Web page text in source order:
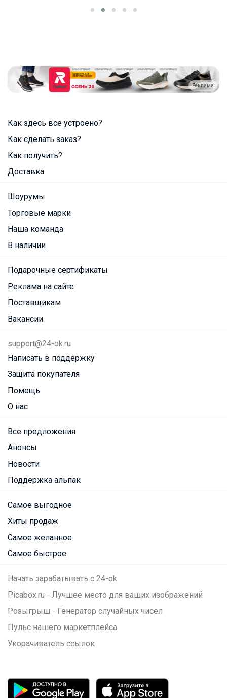
Реклама
Как здесь все устроено?
Как сделать заказ?
Как получить?
Доставка
Шоурумы
Торговые марки
Наша команда
В наличии
Подарочные сертификаты
Реклама на сайте
Поставщикам
Вакансии
support@24-ok.ru
Написать в поддержку
Защита покупателя
Помощь
О нас
Все предложения
Анонсы
Новости
Поддержка альпак
Самое выгодное
Хиты продаж
Самое желанное
Самое быстрое
Начать зарабатывать с 24-ok
Picabox.ru - Лучшее место для ваших изображений
Розыгрыш - Генератор случайных чисел
Пульс нашего маркетплейса
Укорачиватель ссылок